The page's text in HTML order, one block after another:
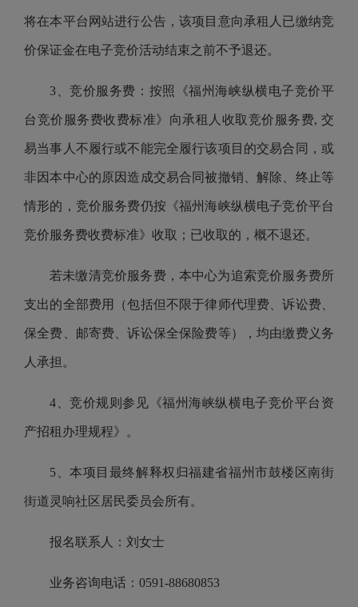
将在本平台网站进行公告，该项目意向承租人已缴纳竞
价保证金在电子竞价活动结束之前不予退还。
3、竞价服务费：按照《福州海峡纵横电子竞价平
台竞价服务费收费标准》向承租人收取竞价服务费, 交
易当事人不履行或不能完全履行该项目的交易合同，或
非因本中心的原因造成交易合同被撤销、解除、终止等
情形的，竞价服务费仍按《福州海峡纵横电子竞价平台
竞价服务费收费标准》收取；已收取的，概不退还。
若未缴清竞价服务费，本中心为追索竞价服务费所
支出的全部费用（包括但不限于律师代理费、诉讼费、
保全费、邮寄费、诉讼保全保险费等），均由缴费义务
人承担。
4、竞价规则参见《福州海峡纵横电子竞价平台资
产招租办理规程》。
5、本项目最终解释权归福建省福州市鼓楼区南街
街道灵响社区居民委员会所有。
报名联系人：刘女士
业务咨询电话：0591-88680853